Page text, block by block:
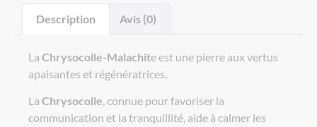
Description Avis (0)
La Chrysocolle-Malachite est une pierre aux vertus
apaisantes et régénératrices.
La Chrysocolle, connue pour favoriser la
communication et la tranquillité, aide à calmer les